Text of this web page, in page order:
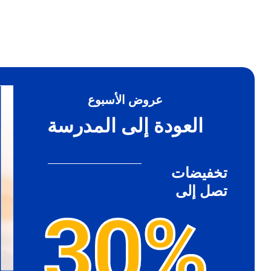
عروض الأسبوع
العودة إلى المدرسة
تخفيضات
تصل إلى